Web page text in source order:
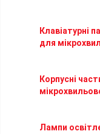
Клавіатурні
для
Корпусні
Лампи